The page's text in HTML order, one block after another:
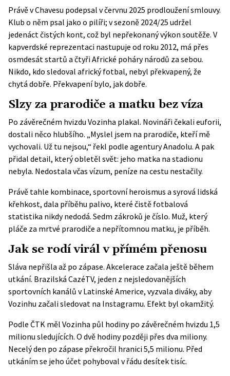
Právě v Chavesu podepsal v červnu 2025 prodloužení smlouvy.
Klub o něm psal jako o pilíři; v sezoně 2024/25 udržel
jedenáct čistých kont, což byl nepřekonaný výkon soutěže. V
kapverdské reprezentaci nastupuje od roku 2012, má přes
osmdesát startů a čtyři Africké poháry národů za sebou.
Nikdo, kdo sledoval africký fotbal, nebyl překvapený, že
chytá dobře. Překvapení bylo, jak dobře.
Slzy za prarodiče a matku bez víza
Po závěrečném hvizdu Vozinha plakal. Novináři čekali euforii,
dostali něco hlubšího. „Myslel jsem na prarodiče, kteří mě
vychovali. Už tu nejsou,“ řekl podle agenturyAnadolu. A pak
přidal detail, který obletěl svět: jeho matka na stadionu
nebyla. Nedostala včas vízum, peníze na cestu nestačily.
Právě tahle kombinace, sportovní heroismus a syrová lidská
křehkost, dala příběhu palivo, které čistě fotbalová
statistika nikdy nedodá. Sedm zákroků je číslo. Muž, který
pláče za mrtvé prarodiče a nepřítomnou matku, je příběh.
Jak se rodí virál v přímém přenosu
Sláva nepřišla až po zápase. Akcelerace začala ještě během
utkání. Brazilská CazéTV, jeden z nejsledovanějších
sportovních kanálů v Latinské Americe, vyzvala diváky, aby
Vozinhu začali sledovat na Instagramu. Efekt byl okamžitý.
Podle ČTK měl Vozinha půl hodiny po závěrečném hvizdu 1,5
milionu sledujících. O dvě hodiny později přes dva miliony.
Necelý den po zápase překročil hranici 5,5 milionu. Před
utkáním se jeho účet pohyboval v řádu desítek tisíc.